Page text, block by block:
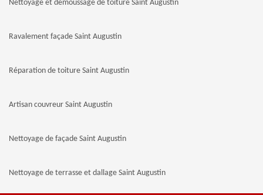
Nettoyage et demoussage de toiture Saint Augustin
Ravalement façade Saint Augustin
Réparation de toiture Saint Augustin
Artisan couvreur Saint Augustin
Nettoyage de façade Saint Augustin
Nettoyage de terrasse et dallage Saint Augustin